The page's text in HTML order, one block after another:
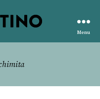
Menu